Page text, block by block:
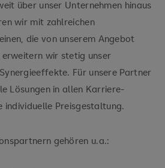
über unser Unternehmen hinaus
wir mit zahlreichen
die von unserem Angebot
wir stetig unser
Für unsere Partner
Lösungen in allen Karriere-
individuelle Preisgestaltung.
gehören u.a.: